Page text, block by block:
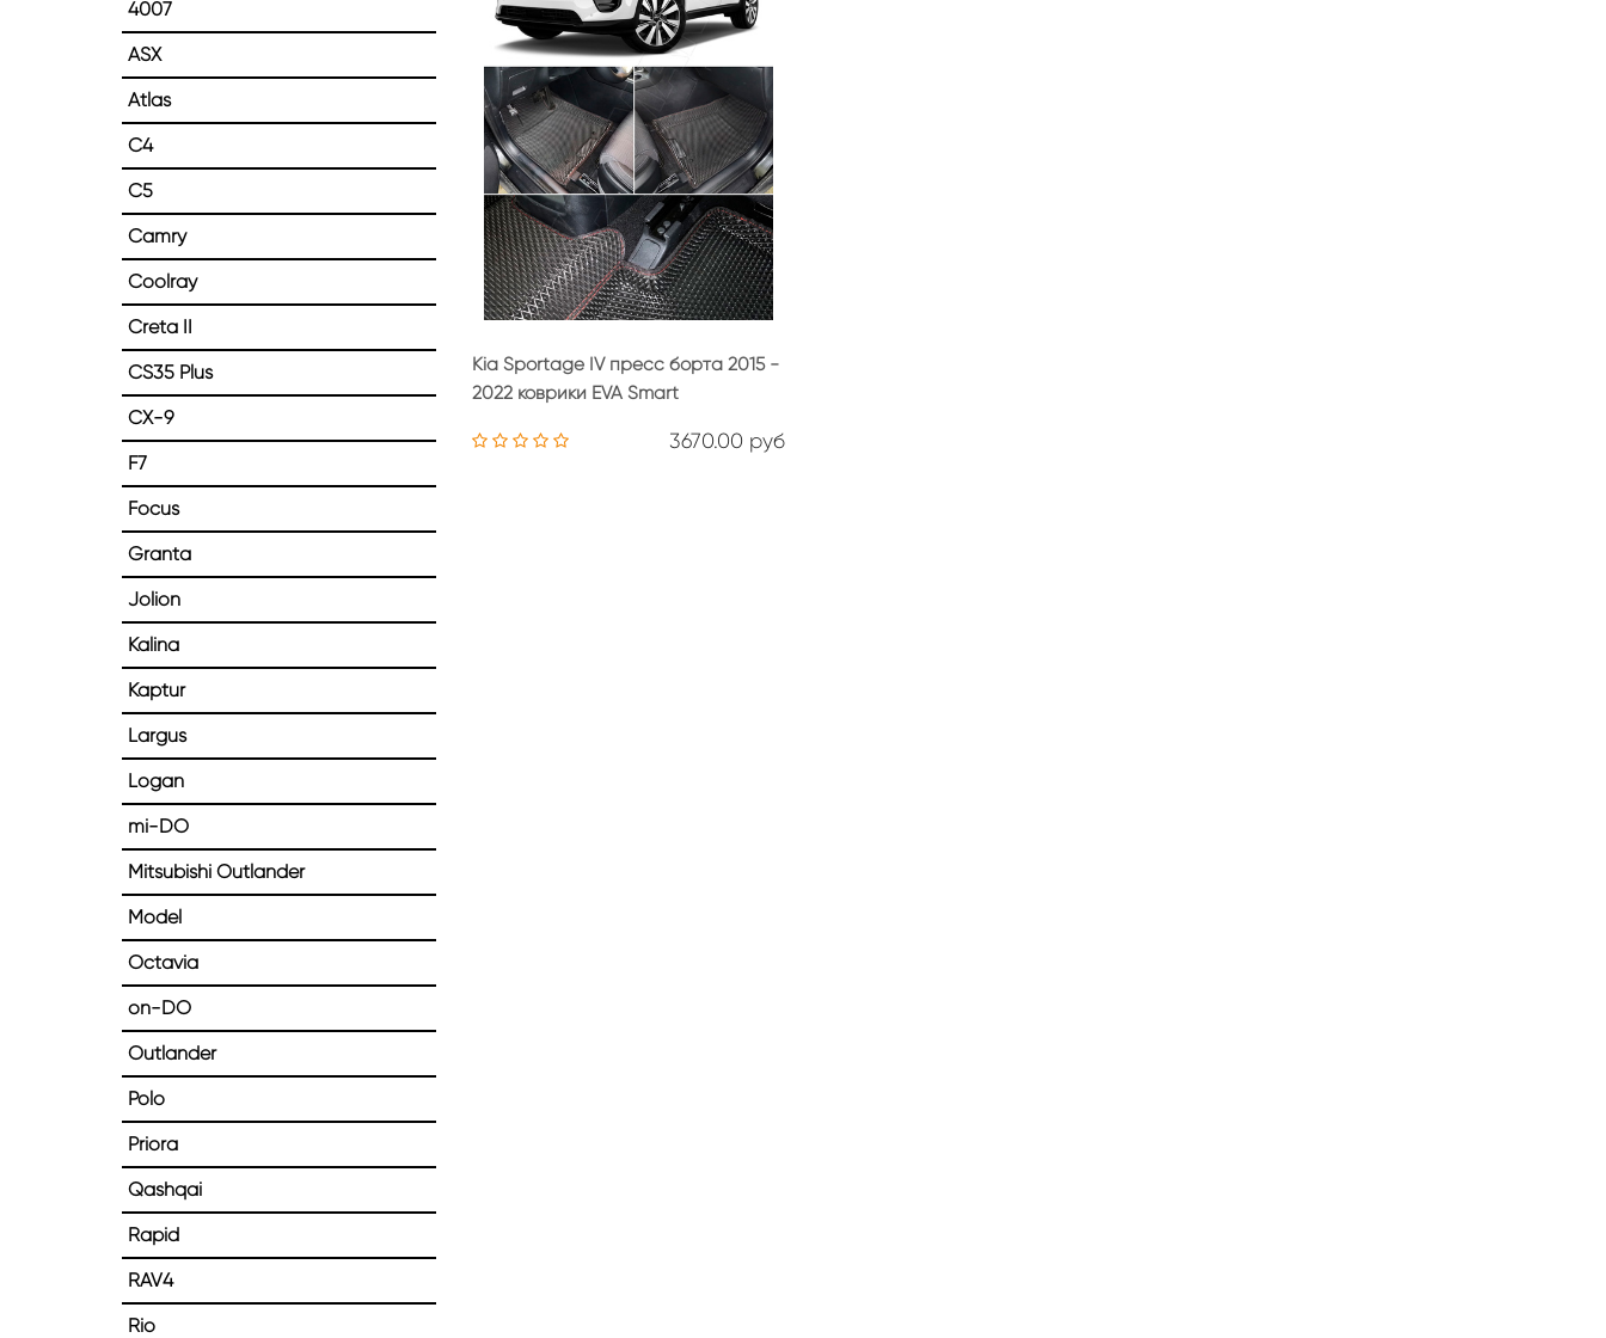
Главная Каталог Пресс борта
Пресс борта
Kia Sportage IV пресс борта 2015 -
2022 коврики EVA Smart
3670.00 руб
4007
ASX
Atlas
C4
C5
Camry
Coolray
Creta II
CS35 Plus
CX-9
F7
Focus
Granta
Jolion
Kalina
Kaptur
Largus
Logan
mi-DO
Mitsubishi Outlander
Model
Octavia
on-DO
Outlander
Polo
Priora
Qashqai
Rapid
RAV4
Rio